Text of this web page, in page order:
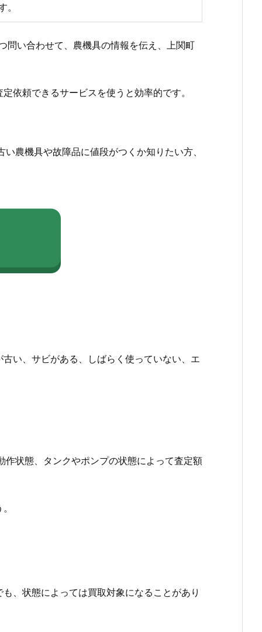
。
問い合わせて、農機具の情報を伝え、上関町
依頼できるサービスを使うと効率的です。
農機具や故障品に値段がつくか知りたい方、
い、サビがある、しばらく使っていない、エ
状態、タンクやポンプの状態によって査定額
、状態によっては買取対象になることがあり